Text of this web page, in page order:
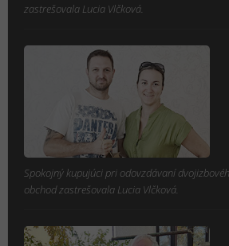
zastrešovala Lucia Vlčková.
Spokojný kupujúci pri odovzdávaní
obchod zastrešovala Lucia Vlčková.